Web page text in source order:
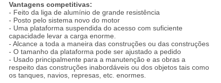
Vantagens competitivas:
- Feito da liga de alumínio de grande resistência
- Posto pelo sistema novo do motor
- Uma plataforma suspendida do acesso com suficiente
capacidade levar a carga enorme.
- Alcance a toda a maneira das construções ou das construções
- O tamanho da plataforma pode ser ajustado a pedido
- Usado principalmente para a manutenção e as obras a
respeito das construções inabordáveis ou dos objetos tais como
os tanques, navios, represas, etc. enormes.